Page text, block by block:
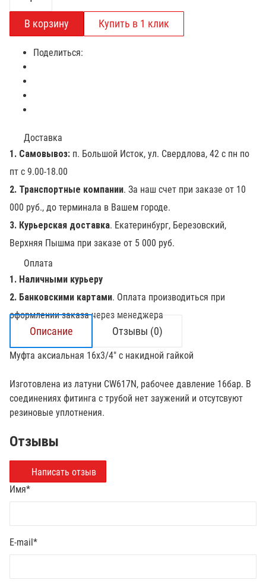
Поделиться:
Доставка
1. Самовывоз: п. Большой Исток, ул. Свердлова, 42 с пн по
пт с 9.00-18.00
2. Транспортные компании. За наш счет при заказе от 10
000 руб., до терминала в Вашем городе.
3. Курьерская доставка. Екатеринбург, Березовский,
Верхняя Пышма при заказе от 5 000 руб.
Оплата
1. Наличными курьеру
2. Банковскими картами. Оплата производиться при
оформлении заказа через менеджера
Описание Отзывы (0)
Муфта аксиальная 16х3/4" с накидной гайкой
Изготовлена из латуни CW617N, рабочее давление 16бар. В
соединениях фитинга с трубой нет заужений и отсутсвуют
резиновые уплотнения.
Отзывы
Написать отзыв
Имя*
E-mail*